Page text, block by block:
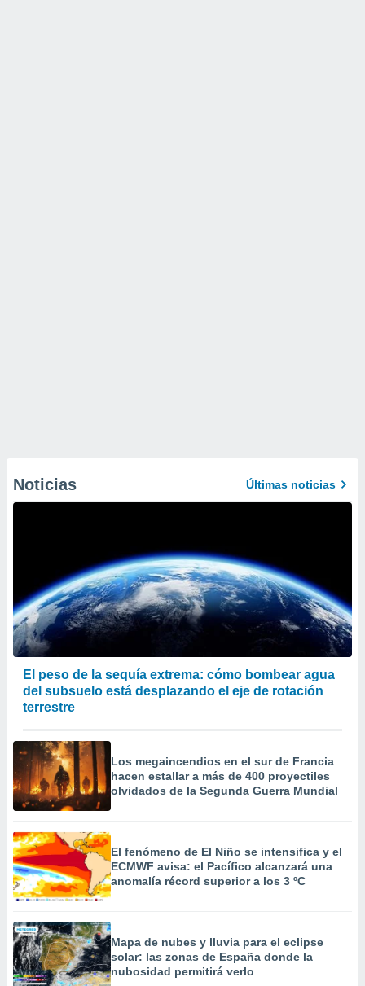
Noticias Últimas noticias
El peso de la sequía extrema: cómo bombear agua
del subsuelo está desplazando el eje de rotación
terrestre
Los megaincendios en el sur de Francia
hacen estallar a más de 400 proyectiles
olvidados de la Segunda Guerra Mundial
El fenómeno de El Niño se intensifica y el
ECMWF avisa: el Pacífico alcanzará una
anomalía récord superior a los 3 ºC
Mapa de nubes y lluvia para el eclipse
solar: las zonas de España donde la
nubosidad permitirá verlo